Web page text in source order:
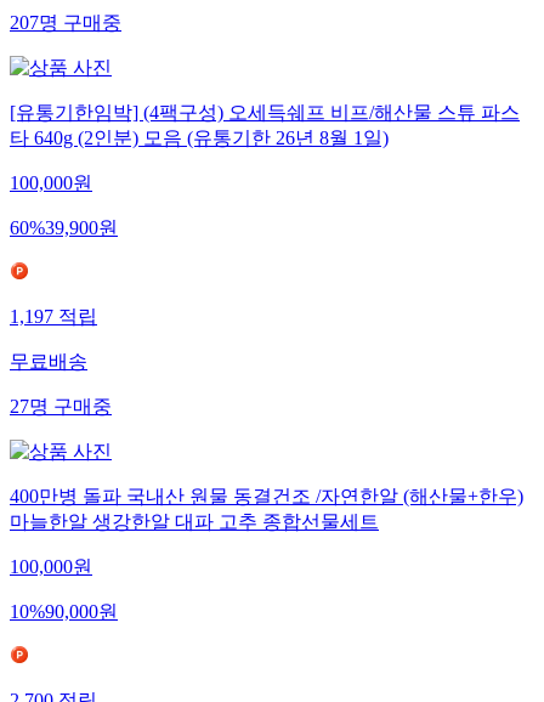
207명 구매중
[유통기한임박] (4팩구성) 오세득쉐프 비프/해산물 스튜 파스
타 640g (2인분) 모음 (유통기한 26년 8월 1일)
100,000원
60%39,900원
1,197 적립
무료배송
27명 구매중
400만병 돌파 국내산 원물 동결건조 /자연한알 (해산물+한우)
마늘한알 생강한알 대파 고추 종합선물세트
100,000원
10%90,000원